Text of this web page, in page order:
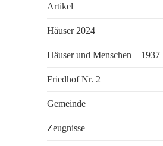
Artikel
Häuser 2024
Häuser und Menschen – 1937
Friedhof Nr. 2
Gemeinde
Zeugnisse